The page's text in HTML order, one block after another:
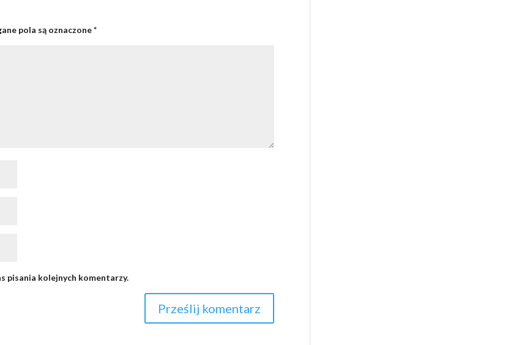
pola są oznaczone*
pisania kolejnych komentarzy.